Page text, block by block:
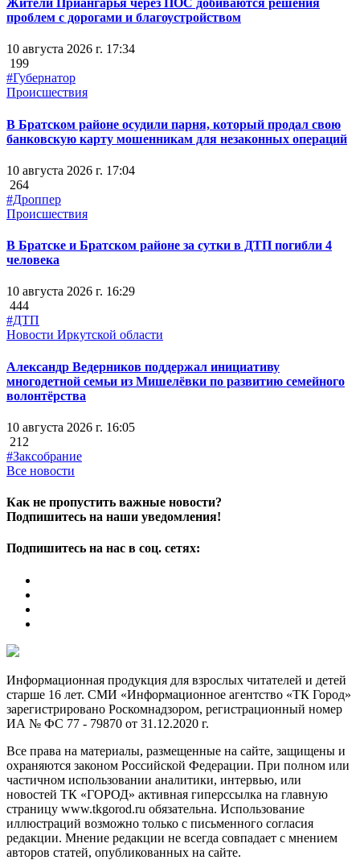
Жители Приангарья через ПОС добиваются решения
проблем с дорогами и благоустройством
10 августа 2026 г. 17:34
199
#Губернатор
Происшествия
В Братском районе осудили парня, который продал свою
банковскую карту мошенникам для незаконных операций
10 августа 2026 г. 17:04
264
#Дроппер
Происшествия
В Братске и Братском районе за сутки в ДТП погибли 4
человека
10 августа 2026 г. 16:29
444
#ДТП
Новости Иркутской области
Александр Ведерников поддержал инициативу
многодетной семьи из Мишелёвки по развитию семейного
волонтёрства
10 августа 2026 г. 16:05
212
#Заксобрание
Все новости
Как не пропустить важные новости?
Подпишитесь на наши уведомления!
Подпишитесь на нас в соц. сетях:
Информационная продукция для взрослых читателей и детей
старше 16 лет. СМИ «Информационное агентство «ТК Город»
зарегистрировано Роскомнадзором, регистрационный номер
ИА № ФС 77 - 79870 от 31.12.2020 г.
Все права на материалы, размещенные на сайте, защищены и
охраняются законом Российской Федерации. При полном или
частичном использовании аналитики, интервью, или
новостей ТК «ГОРОД» активная гиперссылка на главную
страницу www.tkgorod.ru обязательна. Использование
иллюстраций возможно только с письменного согласия
редакции. Мнение редакции не всегда совпадает с мнением
авторов статей, опубликованных на сайте.